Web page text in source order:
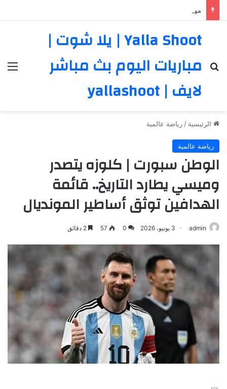
موعد والقنوات الناقلة لمباراة برشلونة وأودينيزي الودية اليوم
Yalla Shoot | يلا شوت |
مباريات اليوم بث مباشر
لايف | yallashoot
بحث عن
الرئيسية / رياضة عالمية
رياضة عالمية
الوطن سبورت | كلوزه يتصدر
وميسي يطارد التاريخ.. قائمة
الهدافين توثق أساطير المونديال
admin 3 يونيو، 2026 0
57